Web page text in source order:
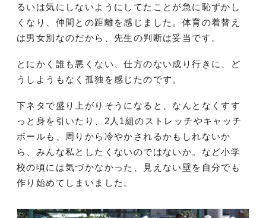
るいは気にしないようにしてたことが急に恥ずかし
くなり、仲間との距離を感じました。体育の着替え
は男女別なのだから、先生の判断は妥当です。
とにかく誰も悪くない、仕方のない成り行きに、ど
うしようもなく孤独を感じたのです。
下ネタで盛り上がりそうになると、なんとなくすす
っと身を引いたり、2人1組のストレッチやキャッチ
ボールも、周りから冷やかされるかもしれないか
ら、みんな私としたくないのではないか。など小学
校の頃には気づかなかった、見えない壁を自分でも
作り始めてしまいました。